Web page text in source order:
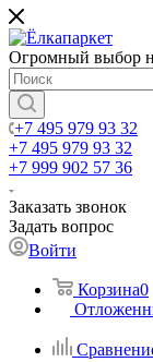
Огромный выбор
+7 495 979 93 32
+7 495 979 93 32
+7 999 902 57 36
Заказать звонок
Задать вопрос
Войти
Корзина0